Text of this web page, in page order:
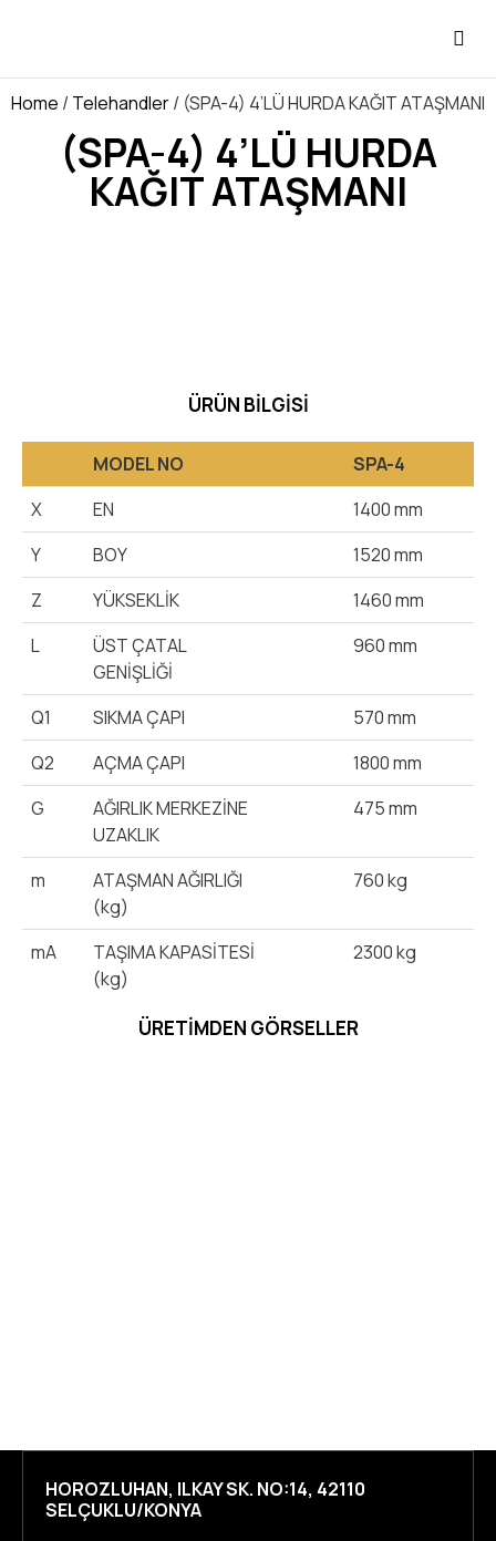
Home / Telehandler/ (SPA-4) 4’LÜ HURDA KAĞIT ATAŞMANI
(SPA-4) 4’LÜ HURDA
KAĞIT ATAŞMANI
ÜRÜN BILGISI
MODEL NO
SPA-4
X
EN
1400 mm
Y
BOY
1520 mm
Z
YÜKSEKLİK
1460 mm
L
ÜST ÇATAL
GENİŞLİĞİ
960 mm
Q1 SIKMA ÇAPI
570 mm
Q2
AÇMA ÇAPI
1800 mm
G
AĞIRLIK MERKEZİNE
UZAKLIK
475 mm
m
ATAŞMAN AĞIRLIĞI
(kg)
760 kg
mA
TAŞIMA KAPASİTESİ
(kg)
2300 kg
ÜRETIMDEN GÖRSELLER
HOROZLUHAN, ILKAY SK. NO:14, 42110
SELÇUKLU/KONYA